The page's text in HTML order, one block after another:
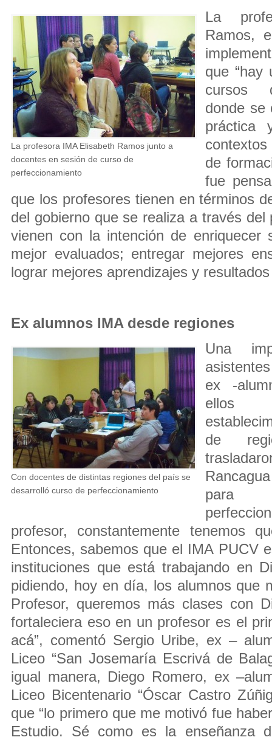
La profesora IMA Elisabeth Ramos junto a
docentes en sesión de curso de
perfeccionamiento
La
Ramos,
que “hay
cursos
donde se
práctica
de
fue
que los profesores tienen en términos
del gobierno que se realiza a través del
vienen con la intención de enriquecer
mejor evaluados; entregar mejores
lograr mejores aprendizajes y resultados
Ex alumnos IMA desde regiones
Con docentes de distintas regiones del país se
desarrolló curso de perfeccionamiento
Una
ex -
ellos
de
para
profesor, constantemente tenemos
Entonces, sabemos que el IMA PUCV
instituciones que está trabajando en
pidiendo, hoy en día, los alumnos que
Profesor, queremos más clases con
fortaleciera eso en un profesor es el
acá”, comentó Sergio Uribe, ex –
Liceo “San Josemaría Escrivá de
igual manera, Diego Romero, ex
Liceo Bicentenario “Óscar Castro
que “lo primero que me motivó fue
Estudio. Sé como es la enseñanza